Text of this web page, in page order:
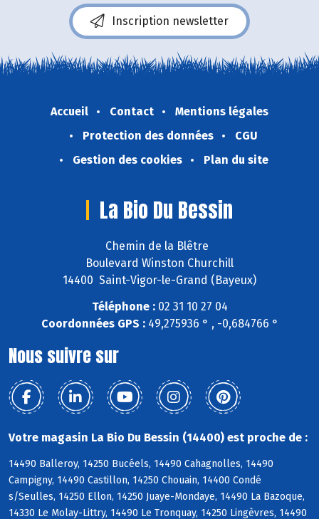
Inscription newsletter
Accueil Contact
Mentions légales
Protection des données
CGU
Gestion des cookies
Plan du site
La Bio Du Bessin
Chemin de la Blêtre
Boulevard Winston Churchill
14400 Saint-Vigor-le-Grand (Bayeux)
Téléphone :02 31 10 27 04
Coordonnées GPS :49,275936 ° , -0,684766 °
Nous suivre sur
Votre magasin La Bio Du Bessin (14400) est proche de :
14490 Balleroy, 14250 Bucéels, 14490 Cahagnolles, 14490
Campigny, 14490 Castillon, 14250 Chouain, 14400 Condé
s/Seulles, 14250 Ellon, 14250 Juaye-Mondaye, 14490 La Bazoque,
14330 Le Molay-Littry, 14490 Le Tronquay, 14250 Lingèvres, 14490